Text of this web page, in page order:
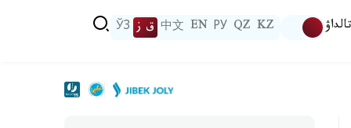
تالداۋ KZ
QZ
РУ
EN
中文 ق ز ЎЗ